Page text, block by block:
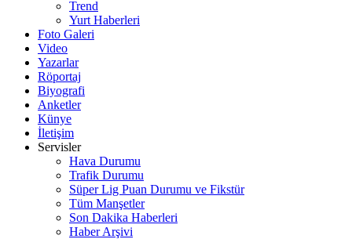
Trend
Yurt Haberleri
Foto Galeri
Video
Yazarlar
Röportaj
Biyografi
Anketler
Künye
İletişim
Servisler
Hava Durumu
Trafik Durumu
Süper Lig Puan Durumu ve Fikstür
Tüm Manşetler
Son Dakika Haberleri
Haber Arşivi